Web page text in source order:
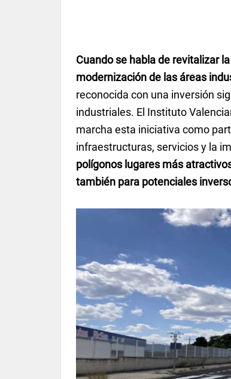
Cuando se habla de revitalizar
modernización de las áreas
reconocida con una inversión
industriales. El Instituto
marcha esta iniciativa como
infraestructuras, servicios y la
polígonos lugares más
también para potenciales